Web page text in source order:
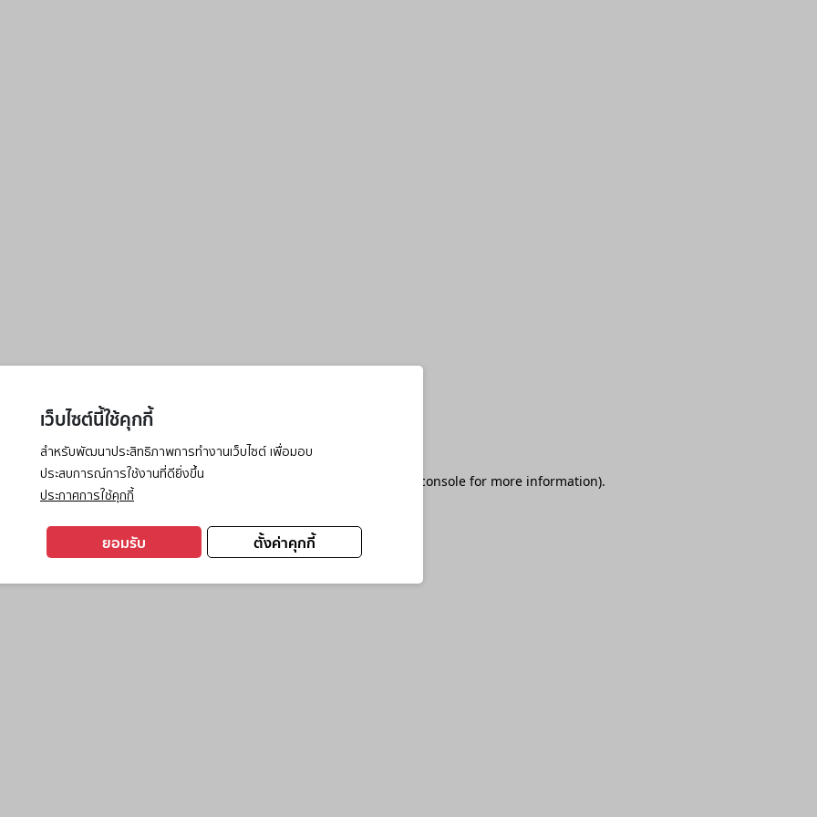
เว็บไซต์นี้ใช้คุกกี้
สำหรับพัฒนาประสิทธิภาพการทำงานเว็บไซต์ เพื่อมอบ
ประสบการณ์การใช้งานที่ดียิ่งขึ้น
ประกาศการใช้คุกกี้
ตั้งค่าคุกกี้
ยอมรับ
has occurred while loading browser console for more information).